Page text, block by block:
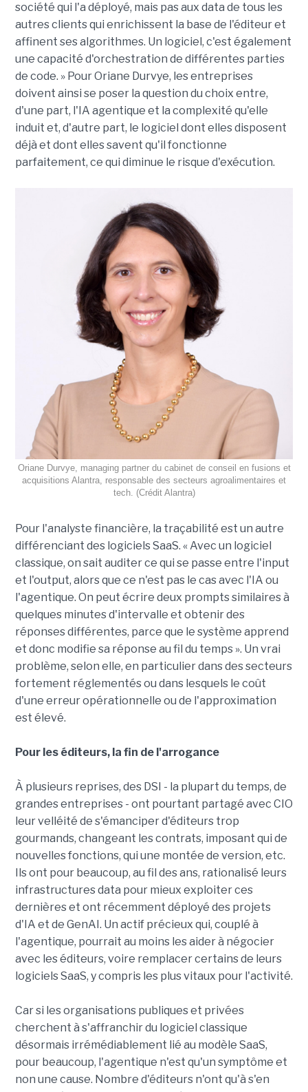
société qui l'a déployé, mais pas aux data de tous les
autres clients qui enrichissent la base de l'éditeur et
affinent ses algorithmes. Un logiciel, c'est également
une capacité d'orchestration de différentes parties
de code. » Pour Oriane Durvye, les entreprises
doivent ainsi se poser la question du choix entre,
d'une part, l'IA agentique et la complexité qu'elle
induit et, d'autre part, le logiciel dont elles disposent
déjà et dont elles savent qu'il fonctionne
parfaitement, ce qui diminue le risque d'exécution.
Oriane Durvye, managing partner du cabinet de conseil en fusions et
acquisitions Alantra, responsable des secteurs agroalimentaires et
tech. (Crédit Alantra)
Pour l'analyste financière, la traçabilité est un autre
différenciant des logiciels SaaS. « Avec un logiciel
classique, on sait auditer ce qui se passe entre l'input
et l'output, alors que ce n'est pas le cas avec l'IA ou
l'agentique. On peut écrire deux prompts similaires à
quelques minutes d'intervalle et obtenir des
réponses différentes, parce que le système apprend
et donc modifie sa réponse au fil du temps ». Un vrai
problème, selon elle, en particulier dans des secteurs
fortement réglementés ou dans lesquels le coût
d'une erreur opérationnelle ou de l'approximation
est élevé.
Pour les éditeurs, la fin de l'arrogance
À plusieurs reprises, des DSI - la plupart du temps, de
grandes entreprises - ont pourtant partagé avec CIO
leur velléité de s'émanciper d'éditeurs trop
gourmands, changeant les contrats, imposant qui de
nouvelles fonctions, qui une montée de version, etc.
Ils ont pour beaucoup, au fil des ans, rationalisé leurs
infrastructures data pour mieux exploiter ces
dernières et ont récemment déployé des projets
d'IA et de GenAI. Un actif précieux qui, couplé à
l'agentique, pourrait au moins les aider à négocier
avec les éditeurs, voire remplacer certains de leurs
logiciels SaaS, y compris les plus vitaux pour l'activité.
Car si les organisations publiques et privées
cherchent à s'affranchir du logiciel classique
désormais irrémédiablement lié au modèle SaaS,
pour beaucoup, l'agentique n'est qu'un symptôme et
non une cause. Nombre d'éditeurs n'ont qu'à s'en